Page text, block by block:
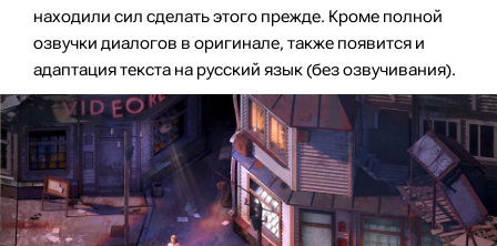
находили сил сделать этого прежде. Кроме полной
озвучки диалогов в оригинале, также появится и
адаптация текста на русский язык (без озвучивания).